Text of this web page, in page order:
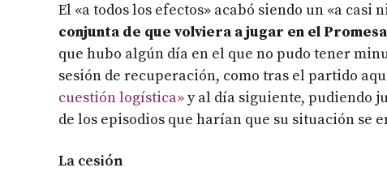
El «a todos los efectos» acabó siendo un «a casi
conjunta de que volviera a jugar en el
que hubo algún día en el que no pudo tener
sesión de recuperación, como tras el partido
cuestión logística»y al día siguiente, pudiendo
de los episodios que harían que su situación se
La cesión